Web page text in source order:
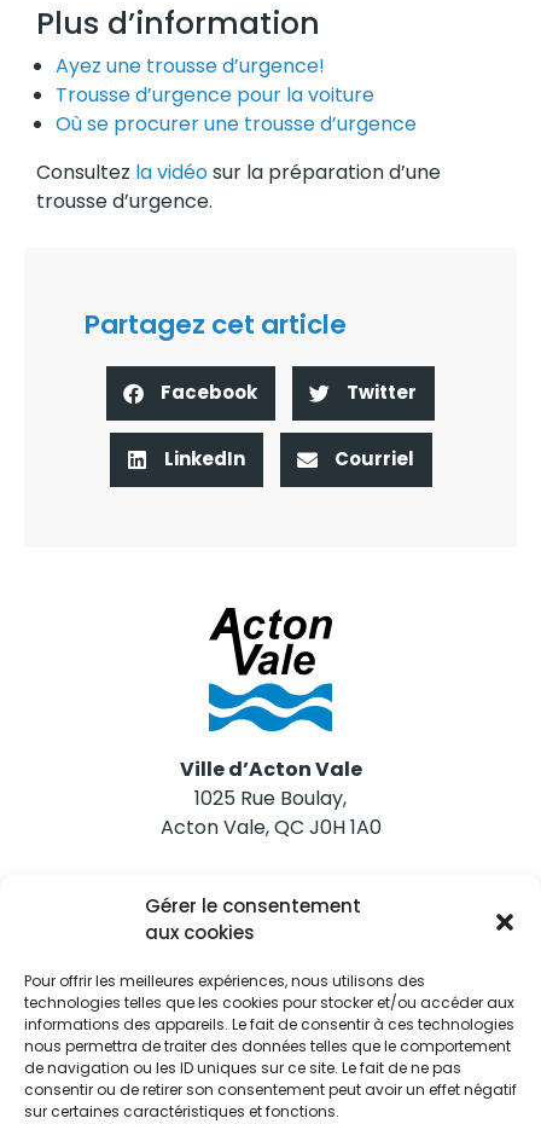
Gérer le consentement
aux cookies
Pour offrir les meilleures expériences, nous utilisons des
technologies telles que les cookies pour stocker et/ou accéder aux
informations des appareils. Le fait de consentir à ces technologies
nous permettra de traiter des données telles que le comportement
de navigation ou les ID uniques sur ce site. Le fait de ne pas
consentir ou de retirer son consentement peut avoir un effet négatif
sur certaines caractéristiques et fonctions.
Plus d’information
Ayez une trousse d’urgence!
Trousse d’urgence pour la voiture
Où se procurer une trousse d’urgence
Consultez la vidéosur la préparation d’une
trousse d’urgence.
Partagez cet article
Facebook Twitter
LinkedIn Courriel
Ville d’Acton Vale
1025 Rue Boulay,
Acton Vale, QC J0H 1A0
Nous joindre
Tél. 450 546-2703
Restez informés